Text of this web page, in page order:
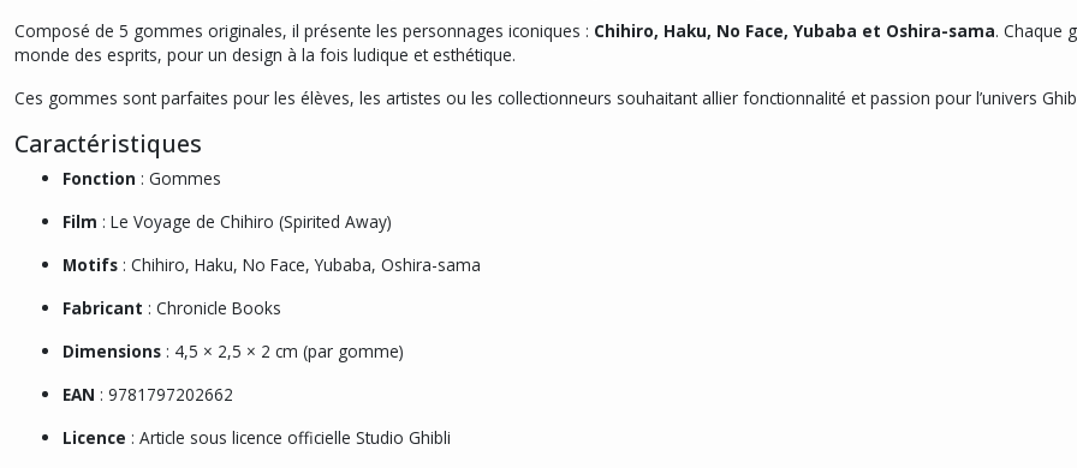
Composé de 5 gommes originales, il présente les personnages iconiques : Chihiro, Haku, No Face, Yubaba et Oshira-sama. Chaque
monde des esprits, pour un design à la fois ludique et esthétique.
Ces gommes sont parfaites pour les élèves, les artistes ou les collectionneurs souhaitant allier fonctionnalité et passion pour l’univers
Caractéristiques
Fonction : Gommes
Film : Le Voyage de Chihiro (Spirited Away)
Motifs : Chihiro, Haku, No Face, Yubaba, Oshira-sama
Fabricant : Chronicle Books
Dimensions : 4,5 × 2,5 × 2 cm (par gomme)
EAN : 9781797202662
Licence : Article sous licence officielle Studio Ghibli